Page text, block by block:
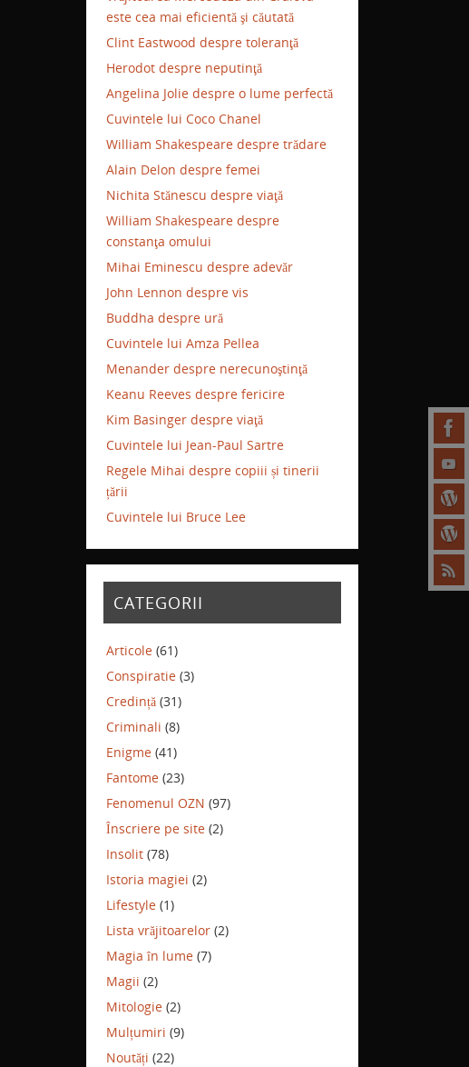
este cea mai eficientă şi căutată
Clint Eastwood despre toleranţă
Herodot despre neputinţă
Angelina Jolie despre o lume perfectă
Cuvintele lui Coco Chanel
William Shakespeare despre trădare
Alain Delon despre femei
Nichita Stănescu despre viaţă
William Shakespeare despre
constanţa omului
Mihai Eminescu despre adevăr
John Lennon despre vis
Buddha despre ură
Cuvintele lui Amza Pellea
Menander despre nerecunoştinţă
Keanu Reeves despre fericire
Kim Basinger despre viaţă
Cuvintele lui Jean-Paul Sartre
Regele Mihai despre copiii și tinerii
țării
Cuvintele lui Bruce Lee
CATEGORII
Articole (61)
Conspiratie (3)
Credință (31)
Criminali (8)
Enigme (41)
Fantome (23)
Fenomenul OZN (97)
Înscriere pe site (2)
Insolit (78)
Istoria magiei (2)
Lifestyle (1)
Lista vrăjitoarelor (2)
Magia în lume (7)
Magii (2)
Mitologie (2)
Mulțumiri (9)
Noutăți (22)